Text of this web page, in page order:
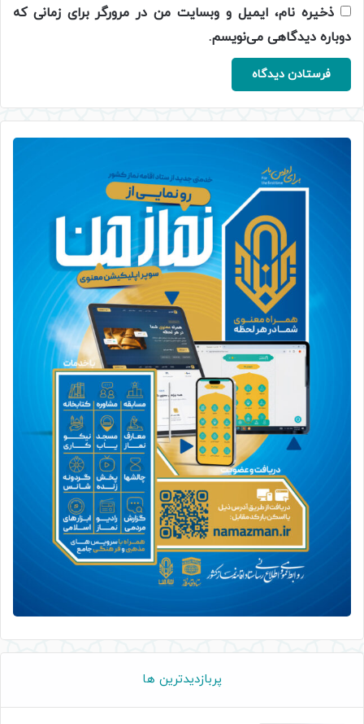
ذخیره نام، ایمیل و وبسایت من در مرورگر برای زمانی که
دوباره دیدگاهی می‌نویسم.
پربازدیدترین ها